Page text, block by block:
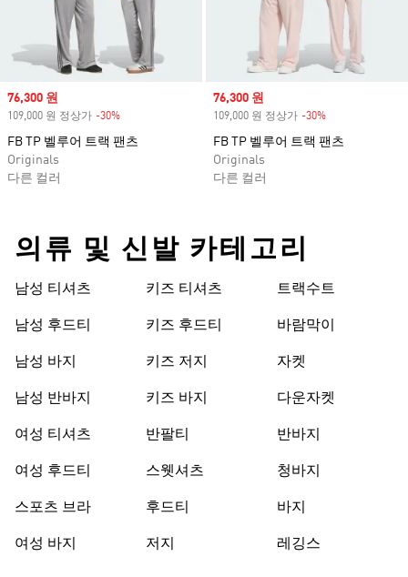
Sale price
76,300 원
109,000 원 정상가 -30%
FB TP 벨루어 트랙 팬츠
Originals
다른 컬러
Sale price
76,300 원
109,000 원 정상가 -30%
FB TP 벨루어 트랙 팬츠
Originals
다른 컬러
의류 및 신발 카테고리
남성 티셔츠
남성 후드티
남성 바지
남성 반바지
여성 티셔츠
여성 후드티
스포츠 브라
여성 바지
키즈 티셔츠
키즈 후드티
키즈 저지
키즈 바지
반팔티
스웻셔츠
후드티
저지
트랙수트
바람막이
자켓
다운자켓
반바지
청바지
바지
레깅스